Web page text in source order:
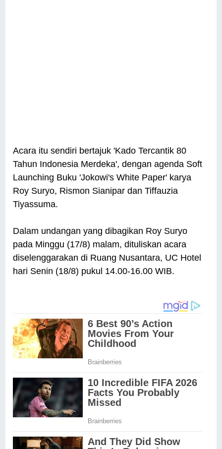
Acara itu sendiri bertajuk 'Kado Tercantik 80
Tahun Indonesia Merdeka', dengan agenda Soft
Launching Buku 'Jokowi's White Paper' karya
Roy Suryo, Rismon Sianipar dan Tiffauzia
Tiyassuma.
Dalam undangan yang dibagikan Roy Suryo
pada Minggu (17/8) malam, dituliskan acara
diselenggarakan di Ruang Nusantara, UC Hotel
hari Senin (18/8) pukul 14.00-16.00 WIB.